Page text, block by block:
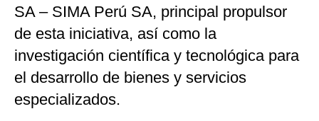
SA – SIMA Perú SA, principal propulsor
de esta iniciativa, así como la
investigación científica y tecnológica para
el desarrollo de bienes y servicios
especializados.